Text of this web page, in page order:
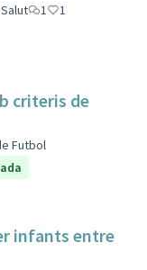
Salut 1
1
criteris de
Futbol
infants entre